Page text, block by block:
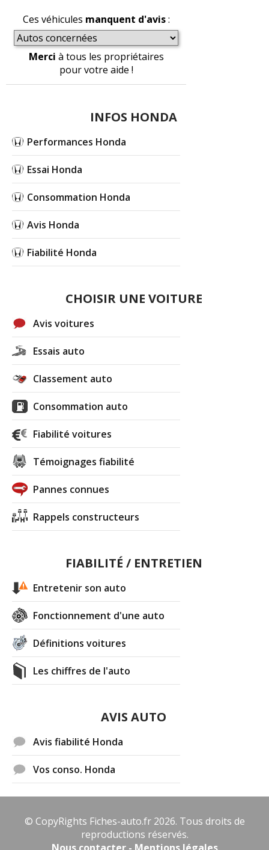
Ces véhicules manquent d'avis:
Merci à tous les propriétaires
pour votre aide !
INFOS HONDA
Performances Honda
Essai Honda
Consommation Honda
Avis Honda
Fiabilité Honda
CHOISIR UNE VOITURE
Avis voitures
Essais auto
Classement auto
Consommation auto
Fiabilité voitures
Témoignages fiabilité
Pannes connues
Rappels constructeurs
FIABILITÉ / ENTRETIEN
Entretenir son auto
Fonctionnement d'une auto
Définitions voitures
Les chiffres de l'auto
AVIS AUTO
Avis fiabilité Honda
Vos conso. Honda
© CopyRights Fiches-auto.fr 2026. Tous droits de
reproductions réservés.